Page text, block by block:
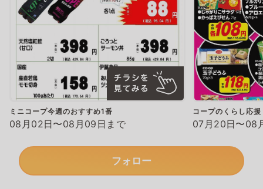
ミニコープ今週のおすすめ1番
08月02日〜08月09日まで
コープのくらし応援
07月20日〜08
フォロー